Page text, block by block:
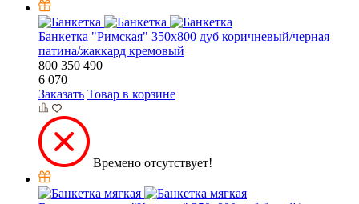
Банкетка "Римская" 350х800 дуб коричневый/черная
патина/жаккард кремовый
800 350 490
6 070
Заказать Товар в корзине
Времено отсутствует!